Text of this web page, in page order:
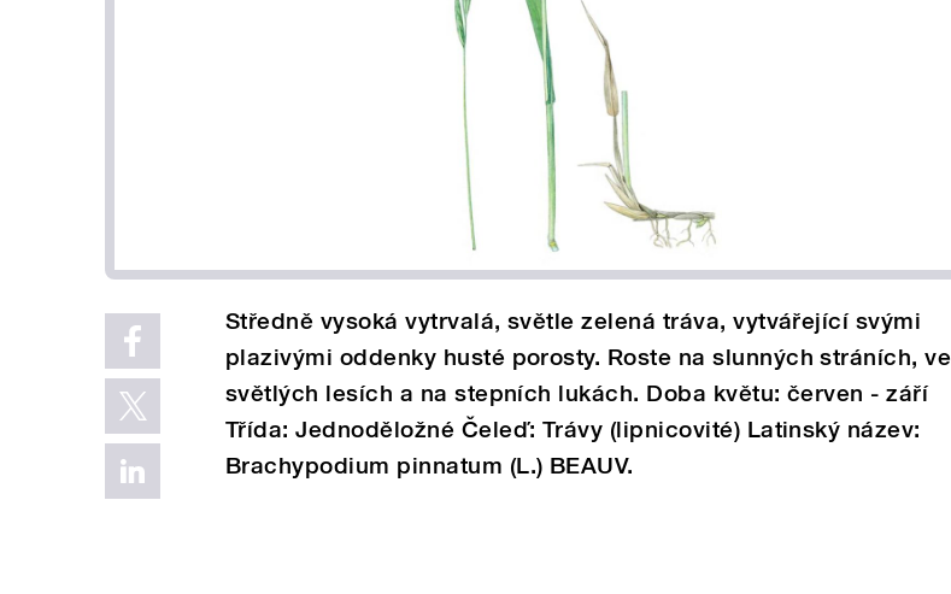
Středně vysoká vytrvalá, světle zelená tráva, vytvářející svými
plazivými oddenky husté porosty. Roste na slunných stráních, ve
světlých lesích a na stepních lukách. Doba květu: červen - září
Třída: Jednoděložné Čeleď: Trávy (lipnicovité) Latinský název:
Brachypodium pinnatum (L.) BEAUV.